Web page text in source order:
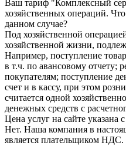
Ваш тариф "Комплексный
хозяйственных операций.
данном случае?
Под хозяйственной
хозяйственной жизни,
Например, поступление
в т.ч. по авансовому отчету;
покупателям; поступление
счет и в кассу, при этом
считается одной
денежных средств с
Цена услуг на сайте указана
Нет. Наша компания в
является плательщиком НДС.